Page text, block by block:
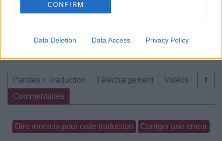
CONFIRM
Data Deletion Data Access Privacy Policy
⇑
Paroles + Traduction Téléchargement
Vidéos
Commentaires
Dire «merci» pour cette traduction Corriger une erreur